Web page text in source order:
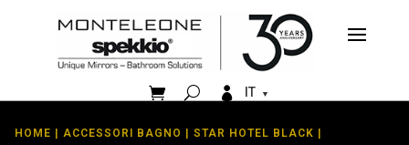
  IT
HOME | ACCESSORI BAGNO | STAR HOTEL BLACK |